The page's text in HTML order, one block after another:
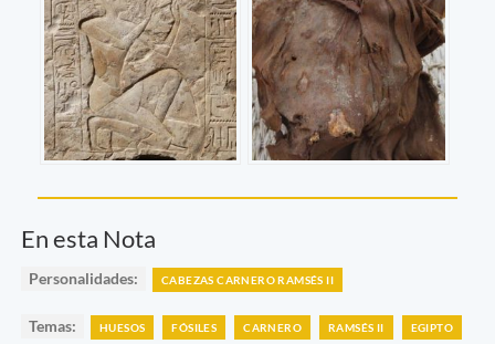
En esta Nota
Personalidades: CABEZAS CARNERO RAMSÉS II
Temas: HUESOS FÓSILES CARNERO RAMSÉS II EGIPTO